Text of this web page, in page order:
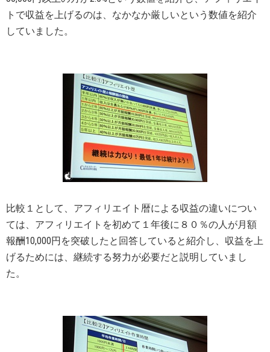
トで収益を上げるのは、なかなか厳しいという数値を紹介
していました。
比較１として、アフィリエイト暦による収益の違いについ
ては、アフィリエイトを初めて１年後に８０％の人が月額
報酬10,000円を突破したと回答していると紹介し、収益を上
げるためには、継続する努力が必要だと説明していまし
た。